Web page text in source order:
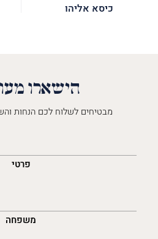
כיסא אליהו
הישארו
מבטיחים לשלוח לכם הנחות
פרטי
משפחה